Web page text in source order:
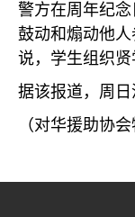
警方在周年纪
鼓动和煽动他
说，学生组织贤
据该报道，周日
（对华援助协